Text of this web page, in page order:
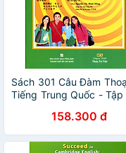
Sách 301 Câu Đàm
Tiếng Trung Quốc - Tập
158.300 đ